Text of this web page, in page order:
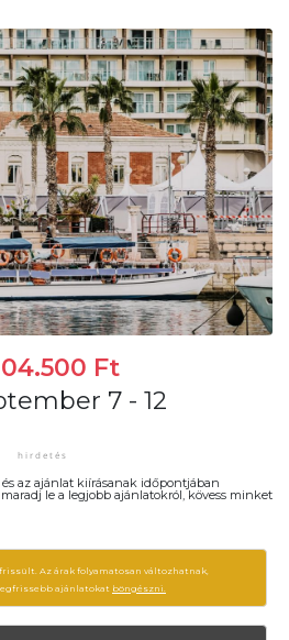
Ft
7 - 12
az ajánlat kiírásanak időpontjában
le a legjobb ajánlatokról, kövess minket
frissült. Az árak folyamatosan változhatnak,
ajánlatokat böngészni.